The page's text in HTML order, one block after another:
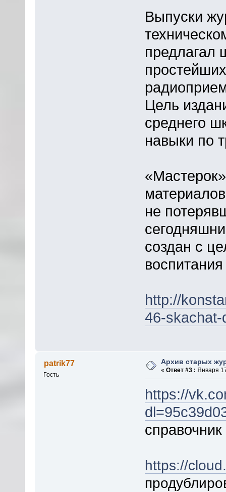
Выпуски
предлагал
Цель
среднего
навыки по
не
создан с
http://
46-skachat-
patrik77
Гость
Архив старых
«Ответ #3 : Января
https://
https://